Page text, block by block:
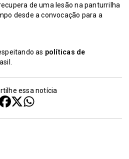
de uma lesão na panturrilha
desde a convocação para a
as políticas de
essa notícia